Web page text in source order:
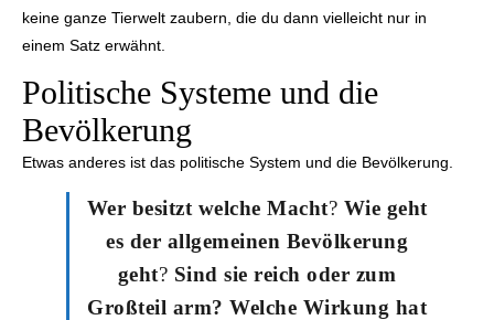
keine ganze Tierwelt zaubern, die du dann vielleicht nur in
einem Satz erwähnt.
Politische Systeme und die
Bevölkerung
Etwas anderes ist das politische System und die Bevölkerung.
Wer besitzt welche Macht? Wie geht
es der allgemeinen Bevölkerung
geht? Sind sie reich oder zum
Großteil arm? Welche Wirkung hat